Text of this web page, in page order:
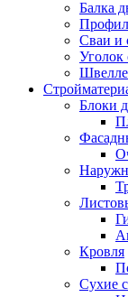
Балка
Сваи и
Уголок
Блоки
Кровля
Сухие